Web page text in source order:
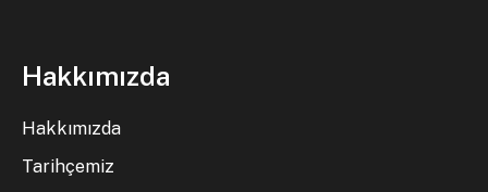
Hakkımızda
Hakkımızda
Tarihçemiz